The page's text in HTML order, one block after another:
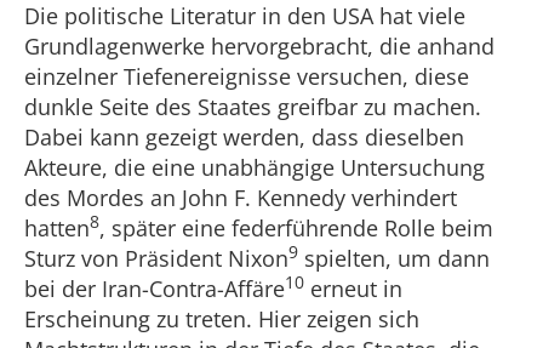
Die politische Literatur in den USA hat viele
Grundlagenwerke hervorgebracht, die anhand
einzelner Tiefenereignisse versuchen, diese
dunkle Seite des Staates greifbar zu machen.
Dabei kann gezeigt werden, dass dieselben
Akteure, die eine unabhängige Untersuchung
des Mordes an John F. Kennedy verhindert
hatten8, später eine federführende Rolle beim
Sturz von Präsident Nixon9 spielten, um dann
bei der Iran-Contra-Affäre10 erneut in
Erscheinung zu treten. Hier zeigen sich